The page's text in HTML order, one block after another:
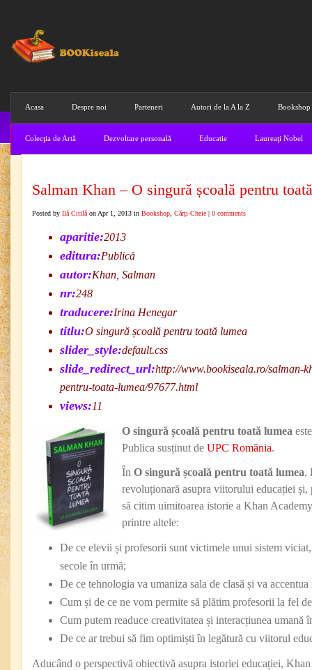
Acasa Despre noi Parteneri Autori de la A la Z Bookshop
Colecţia de Artă Dezvoltare personală Educatie Laureaţi Nobel
Salman Khan – O singură școală pentru
Posted by Ilă Citilă on Apr 1, 2013 in Bookshop Cărţi-Cheie | 0 comments
aparitie:2013
editura:Publică
autor:Khan, Salman
nr:248
traducere:Irina Henegar
titlu:O singură școală pentru toată lumea
slider_style:default.css
slide_redirect_url:http://www.bookiseala.ro/salman-
pentru-toata-lumea/97677.html
views:11
O singură școală pentru toată lumea
Publica susținut de UPC Romănia.
În O singură școală pentru toată lumea,
revoluționară asupra viitorului educației și,
să citim uimitoarea istorie a Khan
printre altele:
De ce elevii și profesorii sunt victimele unui sistem
secole în urmă;
De ce tehnologia va umaniza sala de clasă și va
Cum și de ce ne vom permite să plătim profesorii la fel
Cum putem readuce creativitatea și interacțiunea umană
De ce ar trebui să fim optimiști în legătură cu viitorul
Aducând o perspectivă obiectivă asupra istoriei educației,